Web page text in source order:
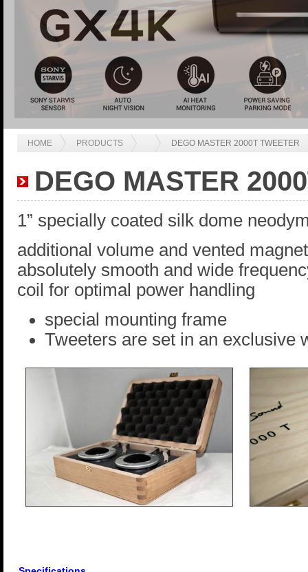
HOME PRODUCTS DEGO MASTER 2000T TWEETER
DEGO MASTER
1” specially coated silk dome
additional volume and vented
absolutely smooth and wide
coil for optimal power handling
special mounting frame
Tweeters are set in an exclusive